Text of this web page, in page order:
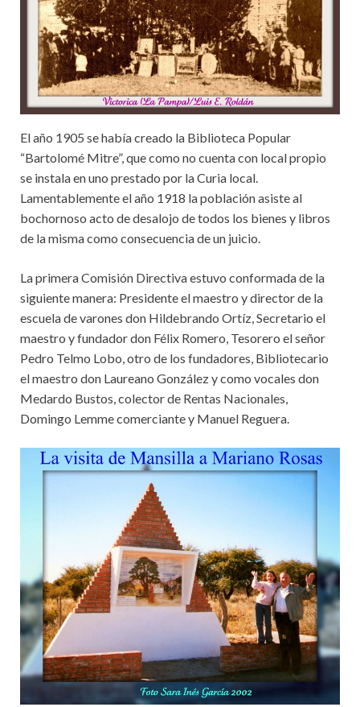
El año 1905 se había creado la Biblioteca Popular
“Bartolomé Mitre”, que como no cuenta con local propio
se instala en uno prestado por la Curia local.
Lamentablemente el año 1918 la población asiste al
bochornoso acto de desalojo de todos los bienes y libros
de la misma como consecuencia de un juicio.
La primera Comisión Directiva estuvo conformada de la
siguiente manera: Presidente el maestro y director de la
escuela de varones don Hildebrando Ortíz, Secretario el
maestro y fundador don Félix Romero, Tesorero el señor
Pedro Telmo Lobo, otro de los fundadores, Bibliotecario
el maestro don Laureano González y como vocales don
Medardo Bustos, colector de Rentas Nacionales,
Domingo Lemme comerciante y Manuel Reguera.